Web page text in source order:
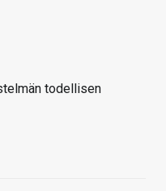
todellisen